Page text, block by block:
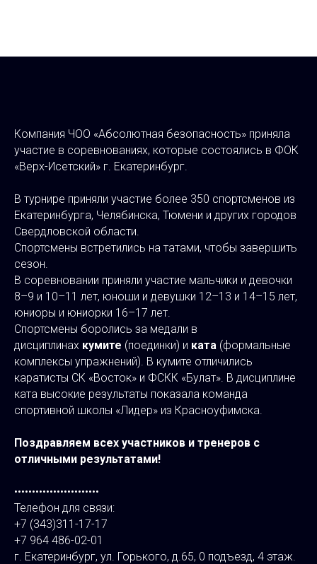
Компания ЧОО «Абсолютная безопасность» приняла
участие в соревнованиях, которые состоялись в ФОК
«Верх-Исетский» г. Екатеринбург.
В турнире приняли участие более 350 спортсменов из
Екатеринбурга, Челябинска, Тюмени и других городов
Свердловской области.
Спортсмены встретились на татами, чтобы завершить
сезон.
В соревновании приняли участие мальчики и девочки
8–9 и 10–11 лет, юноши и девушки 12–13 и 14–15 лет,
юниоры и юниорки 16–17 лет.
Спортсмены боролись за медали в
дисциплинах кумите (поединки) и ката (формальные
комплексы упражнений). В кумите отличились
каратисты СК «Восток» и ФСКК «Булат». В дисциплине
ката высокие результаты показала команда
спортивной школы «Лидер» из Красноуфимска.
Поздравляем всех участников и тренеров с
отличными результатами!
••••••••••••••••••••••••
Телефон для связи:
+7 (343)311-17-17
+7 964 486-02-01
г. Екатеринбург, ул. Горького, д.65, 0 подъезд, 4 этаж.